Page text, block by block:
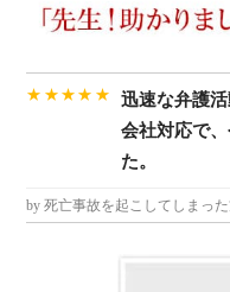
迅速な弁護
会社対応で
た。
by 死亡事故を起こしてしまっ
★★★★★